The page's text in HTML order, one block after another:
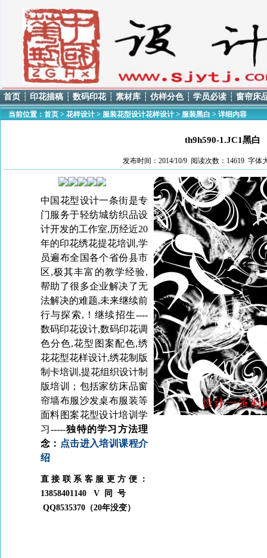
首页 ┆ 印花描稿 ┆ 数码印花 ┆ 素材库 ┆ 仿样分色 ┆ 学员必读 ┆ 窗帘床
当前位置： 首页 > 花样设计 > 服装花型设计花样设计 > 服装黑白 > 详细内容
th9h590-1.JC1黑白
发布时间：2014/10/9 阅读次数：14619 字体
中国花型设计一条街是专
门服务于轻纺城纺织品设
计开发的工作室,历经近20
年的印花绣花提花培训,学
员遍布全国各个省份县市
区,极其丰富的教学经验,
帮助了很多企业解决了无
法解决的难题,未来继续前
行与探索,！继续招生----
数码印花设计,数码印花调
色分色,花型图案配色,绣
花花型花样设计,绣花制版
制卡培训,提花组织设计制
版培训；包括家纺床品窗
帘墙布服沙发桌布服装等
面料图案花型设计培训学
习-----独特的学习方法理
念： 点击进入培训课程介
绍
直接联系客服更方便：
13858401140 V同号
QQ8535370（20年没变）